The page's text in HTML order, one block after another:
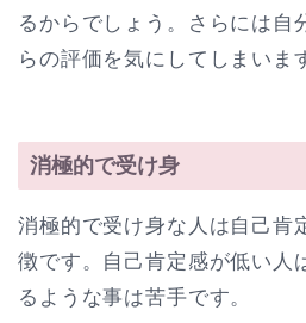
るからでしょう。さらには自
らの評価を気にしてしまいま
消極的で受け身
消極的で受け身な人は自己肯
徴です。自己肯定感が低い人
るような事は苦手です。